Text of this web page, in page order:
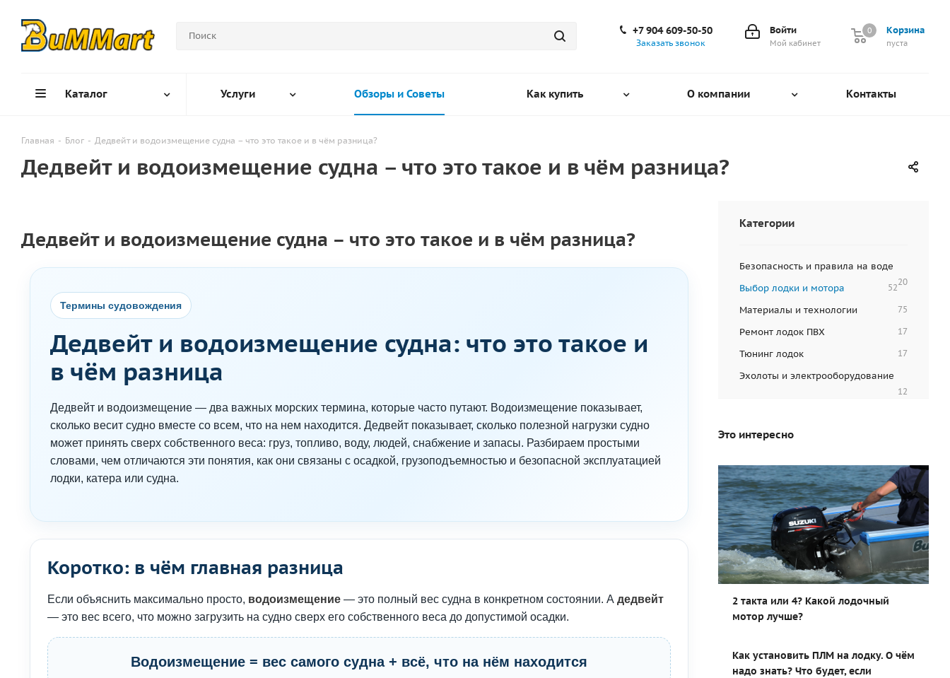
Корзина
0
пуста
0
Войти
Мой кабинет
+7 904 609-50-50
Заказать звонок
Каталог Услуги Обзоры и Советы Как купить О компании Контакты
Главная - Блог - Дедвейт и водоизмещение судна – что это такое и в чём разница?
Дедвейт и водоизмещение судна – что это такое и в чём разница?
Дедвейт и водоизмещение судна – что это такое и в чём разница?
Термины судовождения
Дедвейт и водоизмещение судна: что это такое и
в чём разница
Дедвейт и водоизмещение — два важных морских термина, которые часто путают. Водоизмещение показывает,
сколько весит судно вместе со всем, что на нем находится. Дедвейт показывает, сколько полезной нагрузки судно
может принять сверх собственного веса: груз, топливо, воду, людей, снабжение и запасы. Разбираем простыми
словами, чем отличаются эти понятия, как они связаны с осадкой, грузоподъемностью и безопасной эксплуатацией
лодки, катера или судна.
Коротко: в чём главная разница
Если объяснить максимально просто, водоизмещение — это полный вес судна в конкретном состоянии. А дедвейт
— это вес всего, что можно загрузить на судно сверх его собственного веса до допустимой осадки.
Водоизмещение = вес самого судна + всё, что на нём находится
Категории
Безопасность и правила на воде
20
Выбор лодки и мотора 52
Материалы и технологии 75
Ремонт лодок ПВХ 17
Тюнинг лодок 17
Эхолоты и электрооборудование
12
Это интересно
2 такта или 4? Какой лодочный
мотор лучше?
Как установить ПЛМ на лодку. О чём
надо знать? Что будет, если